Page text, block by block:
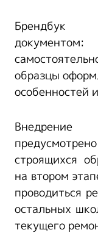
Брендбук
образцы
особенностей
строящихся
на втором
проводиться
остальных
текущего